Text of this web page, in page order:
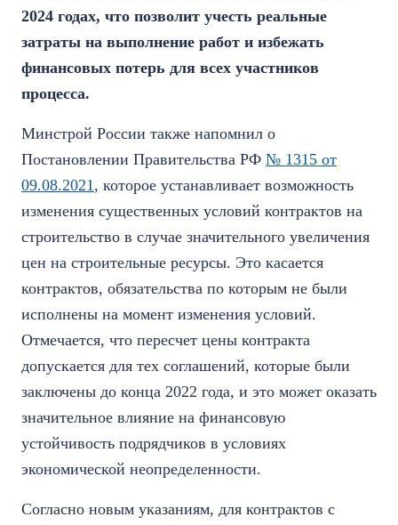
2024 годах, что позволит учесть реальные
затраты на выполнение работ и избежать
финансовых потерь для всех участников
процесса.
Минстрой России также напомнил о
Постановлении Правительства РФ № 1315 от
09.08.2021, которое устанавливает возможность
изменения существенных условий контрактов на
строительство в случае значительного увеличения
цен на строительные ресурсы. Это касается
контрактов, обязательства по которым не были
исполнены на момент изменения условий.
Отмечается, что пересчет цены контракта
допускается для тех соглашений, которые были
заключены до конца 2022 года, и это может оказать
значительное влияние на финансовую
устойчивость подрядчиков в условиях
экономической неопределенности.
Согласно новым указаниям, для контрактов с